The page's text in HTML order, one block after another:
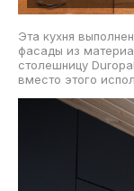
Эта кухня
фасады из
столешницу
вместо этого